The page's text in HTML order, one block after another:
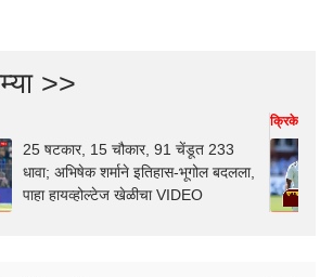
>>
25 षटकार, 15 चौकार, 91 चेंडूत 233
धावा; अभिषेक शर्माने इतिहास-भूगोल बदलला,
पाहा हायव्होल्टेज खेळीचा VIDEO
क्रिकेट